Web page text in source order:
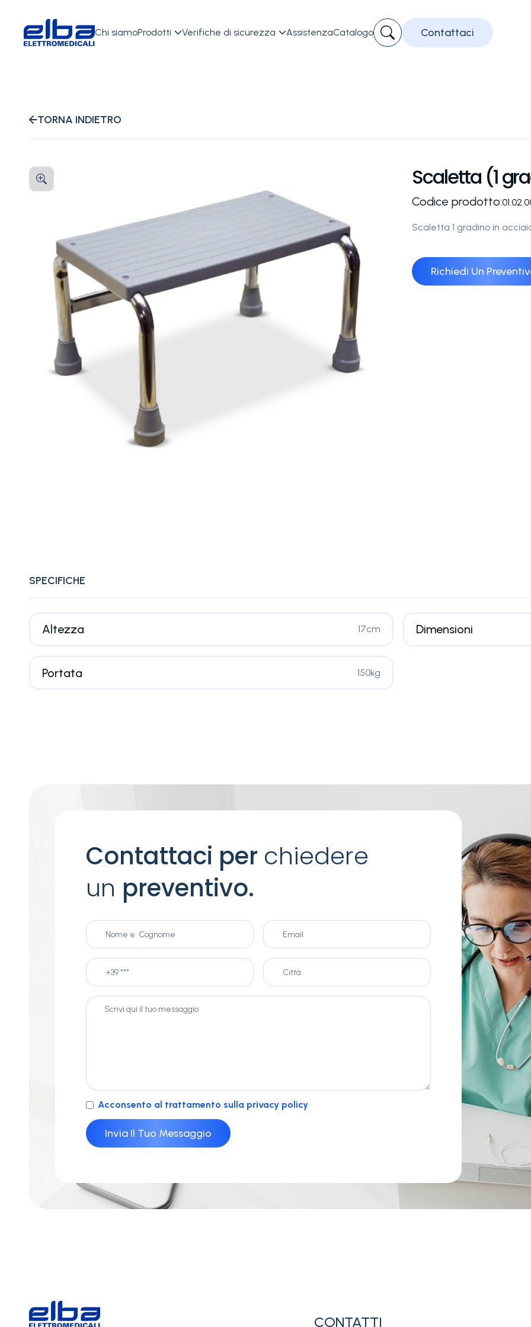
Chi siamoProdotti Verifiche di sicurezza AssistenzaCatalogo Contattaci
TORNA INDIETRO
Scaletta (1
Codice prodotto:
Scaletta 1 gradino in
Richiedi Un
SPECIFICHE
Altezza 17cm Dimensioni
Portata 150kg
Contattaci per chiedere
un preventivo.
Acconsento al trattamento sulla privacy policy
CONTATTI